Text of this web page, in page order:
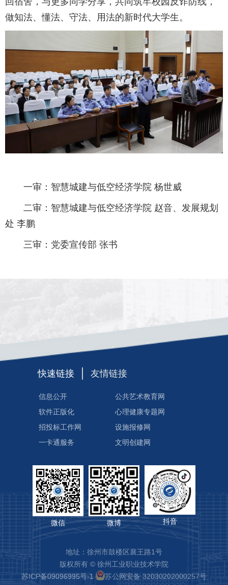
做知法、懂法、守法、用法的新时代大学生。
一审：智慧城建与低空经济学院 杨世威
二审：智慧城建与低空经济学院 赵音、发展规划
处 李鹏
三审：党委宣传部 张书
快速链接 友情链接
信息公开
公共艺术教育网
软件正版化
心理健康专题网
招投标工作网
设施报修网
一卡通服务
文明创建网
微信 微博 抖音
地址：徐州市鼓楼区襄王路1号
版权所有 © 徐州工业职业技术学院
苏ICP备09096995号-1
苏公网安备 32030202000257号